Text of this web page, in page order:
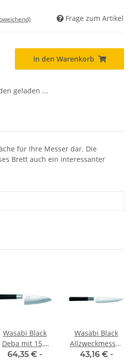
Frage zum Artikel
In den Warenkorb
geladen ...
für Ihre Messer dar. Die
Brett auch ein interessanter
Wasabi Black
Deba mit 15,5
cm Klinge
64,35 € -
Wasabi Black
Allzweckmesser
mit 15 cm Klinge
43,16 € -